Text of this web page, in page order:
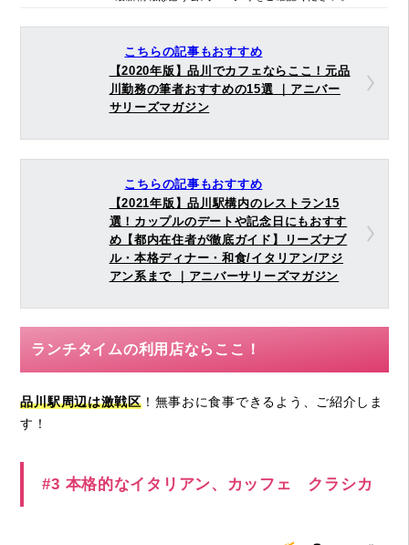
こちらの記事もおすすめ
【2020年版】品川でカフェならここ！元品
川勤務の筆者おすすめの15選 ｜アニバー
サリーズマガジン
こちらの記事もおすすめ
【2021年版】品川駅構内のレストラン15
選！カップルのデートや記念日にもおすす
め【都内在住者が徹底ガイド】リーズナブ
ル・本格ディナー・和食/イタリアン/アジ
アン系まで ｜アニバーサリーズマガジン
ランチタイムの利用店ならここ！
品川駅周辺は激戦区！無事おに食事できるよう、ご紹介しま
す！
#3 本格的なイタリアン、カッフェ クラシカ